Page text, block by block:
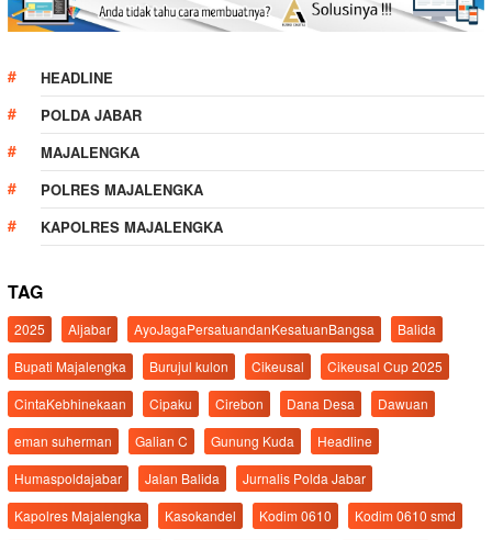
HEADLINE
POLDA JABAR
MAJALENGKA
POLRES MAJALENGKA
KAPOLRES MAJALENGKA
TAG
2025 Aljabar AyoJagaPersatuandanKesatuanBangsa
Balida
Bupati Majalengka
Burujul kulon Cikeusal
Cikeusal Cup 2025
CintaKebhinekaan
Cipaku Cirebon Dana Desa
Dawuan
eman suherman
Galian C Gunung Kuda
Headline
Humaspoldajabar
Jalan Balida
Jurnalis Polda Jabar
Kapolres Majalengka
Kasokandel Kodim 0610
Kodim 0610 smd